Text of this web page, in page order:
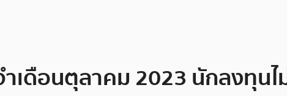
ำเดือนตุลาคม 2023 นักลงทุน